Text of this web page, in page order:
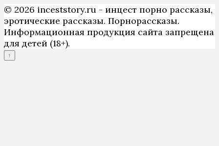
© 2026 inceststory.ru - инцест порно рассказы,
эротические рассказы. Порнорассказы.
Информационная продукция сайта запрещена
для детей (18+).